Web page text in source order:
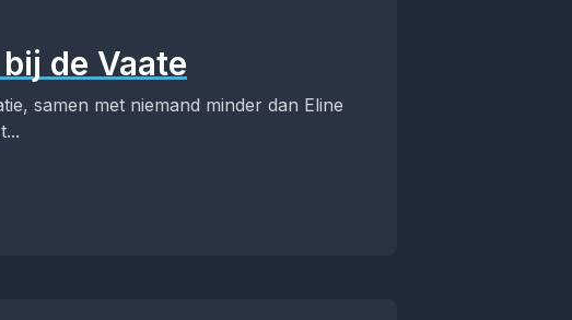
de Vaate
samen met niemand minder dan Eline